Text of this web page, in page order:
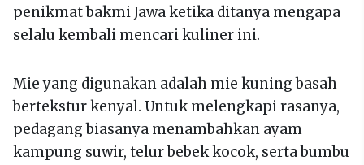
penikmat bakmi Jawa ketika ditanya mengapa
selalu kembali mencari kuliner ini.
Mie yang digunakan adalah mie kuning basah
bertekstur kenyal. Untuk melengkapi rasanya,
pedagang biasanya menambahkan ayam
kampung suwir, telur bebek kocok, serta bumbu